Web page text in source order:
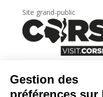
Site grand-public
Newsletter